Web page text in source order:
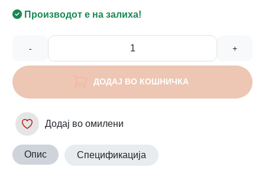
Производот е на залиха!
- +
ДОДАЈ ВО КОШНИЧКА
Додај во омилени
Опис Спецификација